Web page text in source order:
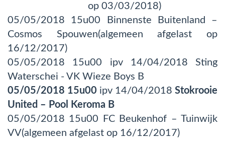
op 03/03/2018)
05/05/2018 15u00 Binnenste Buitenland –
Cosmos Spouwen(algemeen afgelast op
16/12/2017)
05/05/2018 15u00 ipv 14/04/2018 Sting
Waterschei - VK Wieze Boys B
05/05/2018 15u00 ipv 14/04/2018 Stokrooie
United – Pool Keroma B
05/05/2018 15u00 FC Beukenhof – Tuinwijk
VV(algemeen afgelast op 16/12/2017)